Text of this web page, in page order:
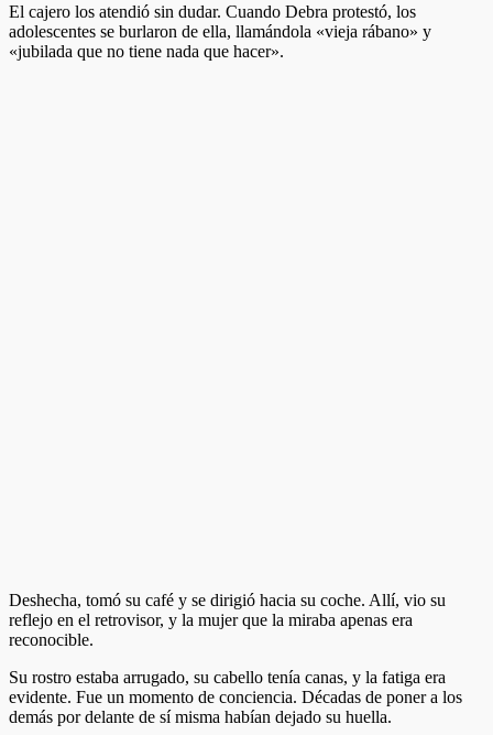
El cajero los atendió sin dudar. Cuando Debra protestó, los
adolescentes se burlaron de ella, llamándola «vieja rábano» y
«jubilada que no tiene nada que hacer».
Deshecha, tomó su café y se dirigió hacia su coche. Allí, vio su
reflejo en el retrovisor, y la mujer que la miraba apenas era
reconocible.
Su rostro estaba arrugado, su cabello tenía canas, y la fatiga era
evidente. Fue un momento de conciencia. Décadas de poner a los
demás por delante de sí misma habían dejado su huella.